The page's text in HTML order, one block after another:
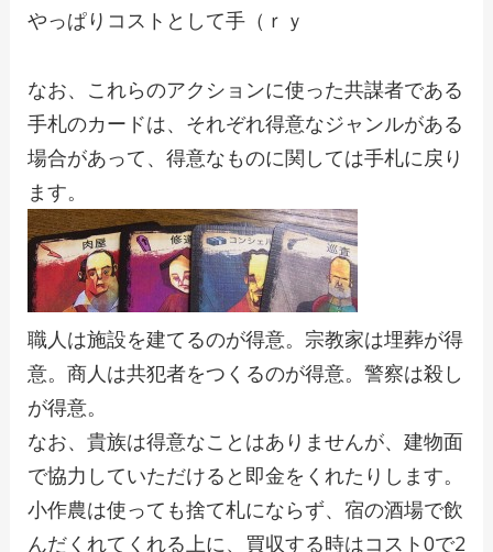
やっぱりコストとして手（ｒｙ
なお、これらのアクションに使った共謀者である
手札のカードは、それぞれ得意なジャンルがある
場合があって、得意なものに関しては手札に戻り
ます。
職人は施設を建てるのが得意。宗教家は埋葬が得
意。商人は共犯者をつくるのが得意。警察は殺し
が得意。
なお、貴族は得意なことはありませんが、建物面
で協力していただけると即金をくれたりします。
小作農は使っても捨て札にならず、宿の酒場で飲
んだくれてくれる上に、買収する時はコスト0で2